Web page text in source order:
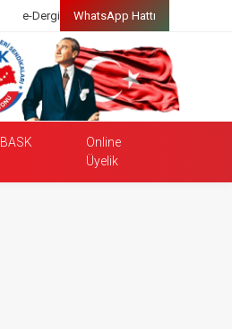
e-Dergi WhatsApp Hattı
BASK
Online
Üyelik